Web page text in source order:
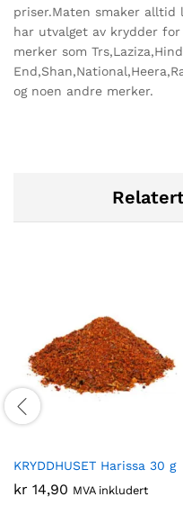
priser.Maten smaker alltid
har utvalget av krydder
merker som
og noen andre merker.
KRYDDHUSET Harissa 30 g
kr 14,90 MVA inkludert